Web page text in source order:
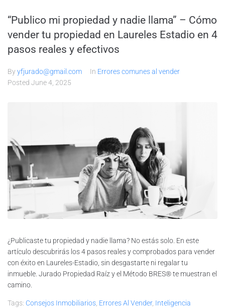
“Publico mi propiedad y nadie llama” – Cómo
vender tu propiedad en Laureles Estadio en 4
pasos reales y efectivos
Byyfjurado@gmail.com In Errores comunes al vender
Posted June 4, 2025
¿Publicaste tu propiedad y nadie llama? No estás solo. En este
artículo descubrirás los 4 pasos reales y comprobados para vender
con éxito en Laureles-Estadio, sin desgastarte ni regalar tu
inmueble. Jurado Propiedad Raíz y el Método BRES® te muestran el
camino.
Tags: Consejos Inmobiliarios, Errores Al Vender, Inteligencia